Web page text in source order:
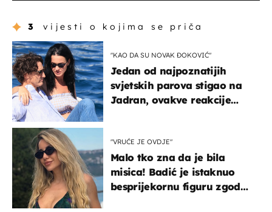
3 vijesti o kojima se priča
"KAO DA SU NOVAK ĐOKOVIĆ"
Jedan od najpoznatijih
svjetskih parova stigao na
Jadran, ovakve reakcije
"VRUĆE JE OVDJE"
Malo tko zna da je bila
misica! Badić je istaknuo
besprijekornu figuru zgodne